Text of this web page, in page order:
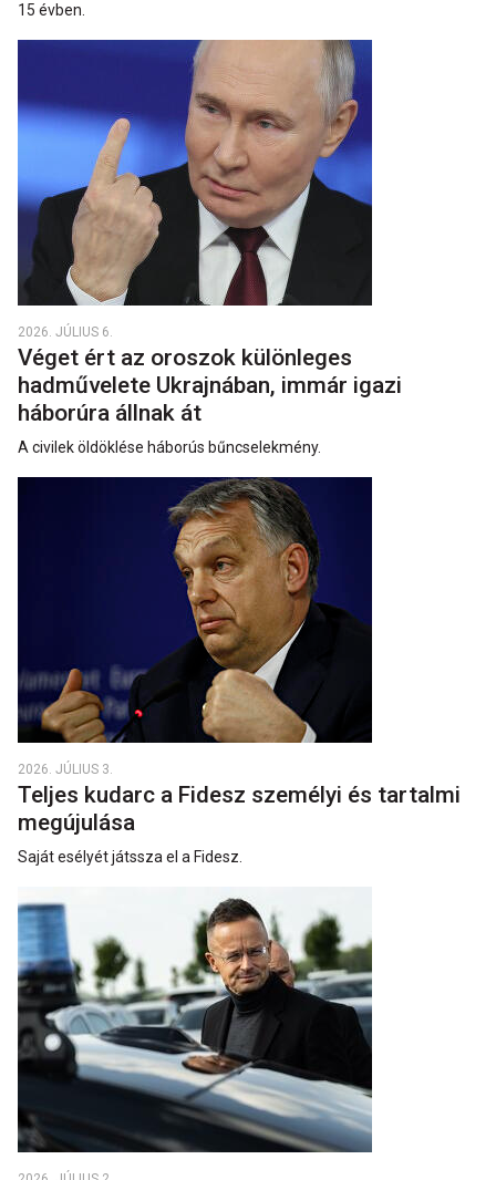
15 évben.
2026. JÚLIUS 6.
Véget ért az oroszok különleges
hadművelete Ukrajnában, immár igazi
háborúra állnak át
A civilek öldöklése háborús bűncselekmény.
2026. JÚLIUS 3.
Teljes kudarc a Fidesz személyi és tartalmi
megújulása
Saját esélyét játssza el a Fidesz.